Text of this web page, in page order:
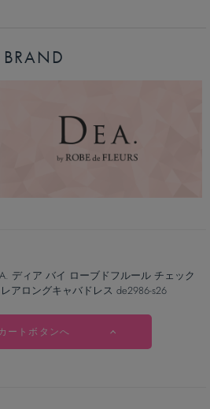
BRAND
ディア バイ ローブドフルール チェック
アロングキャバドレス de2986-s26
ートボタンへ